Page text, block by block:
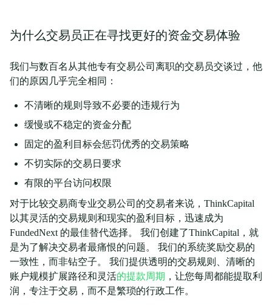
为什么交易员正在寻找更好的资金交易体验
我们与数百名从其他专有交易公司离职的交易员交谈过，他
们的原因几乎完全相同：
不清晰的规则导致不必要的违规行为
缓慢或不稳定的资金分配
固定的盈利目标会惩罚优秀的交易策略
不切实际的交易日要求
有限的平台访问权限
对于比较交易商专业交易公司的交易者来说，ThinkCapital
以其灵活的交易规则和现实的盈利目标，迅速成为
FundedNext 的最佳替代选择。 我们创建了ThinkCapital，就
是为了解决交易者最痛恨的问题。 我们的系统奖励交易的
一致性，而非钻空子。 我们提供透明的交易规则、清晰的
账户规模扩展路径和灵活的提款周期 ，让您每周都能提取利
润，专注于交易，而不是繁琐的行政工作。